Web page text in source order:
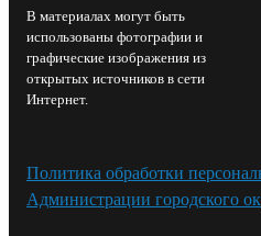
В материалах могут быть
использованы фотографии и
графические изображения из
открытых источников в сети
Интернет.
Политика обработки
Администрации городского